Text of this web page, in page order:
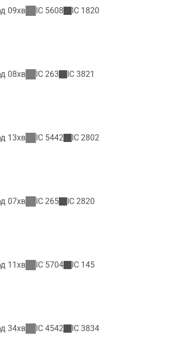
09хв IC 5608 IC 1820
08хв IC 263 IC 3821
13хв IC 5442 IC 2802
07хв IC 265 IC 2820
11хв IC 5704 IC 145
34хв IC 4542 IC 3834